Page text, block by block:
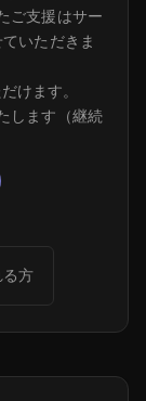
ご支援はサー
いただきま
けます。
します（継続
る方